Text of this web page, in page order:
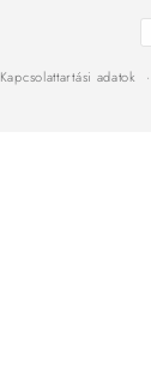
Kapcsolattartási adatok